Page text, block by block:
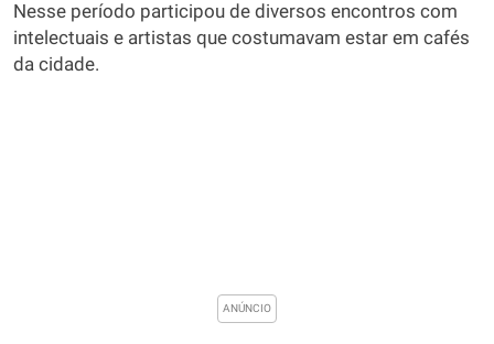
Nesse período participou de diversos encontros com
intelectuais e artistas que costumavam estar em cafés
da cidade.